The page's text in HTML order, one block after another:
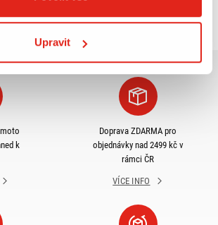
Upravit
k
Doprava ZDARMA pro
objednávky nad 2499 kč v
rámci ČR
VÍCE INFO